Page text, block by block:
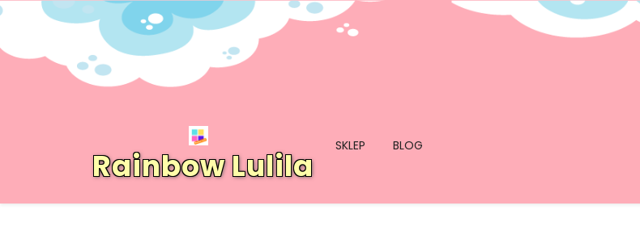
Skip
content
Rainbow Lulila
SKLEP BLOG